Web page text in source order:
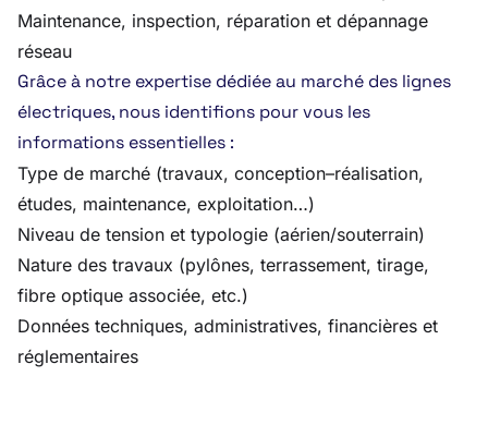
Maintenance, inspection, réparation et dépannage
réseau
Grâce à notre expertise dédiée au marché des lignes
électriques, nous identifions pour vous les
informations essentielles :
Type de marché (travaux, conception–réalisation,
études, maintenance, exploitation…)
Niveau de tension et typologie (aérien/souterrain)
Nature des travaux (pylônes, terrassement, tirage,
fibre optique associée, etc.)
Données techniques, administratives, financières et
réglementaires